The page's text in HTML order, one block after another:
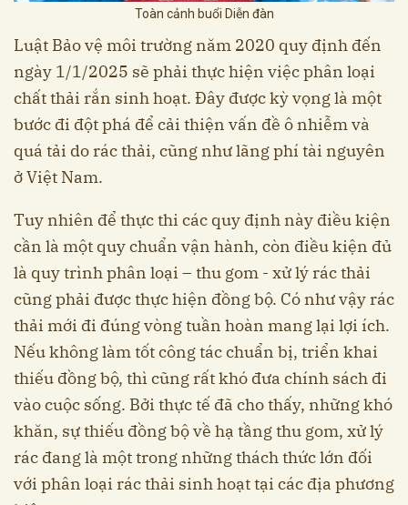
Toàn cảnh buổi Diễn đàn
Luật Bảo vệ môi trường năm 2020 quy định đến
ngày 1/1/2025 sẽ phải thực hiện việc phân loại
chất thải rắn sinh hoạt. Đây được kỳ vọng là một
bước đi đột phá để cải thiện vấn đề ô nhiễm và
quá tải do rác thải, cũng như lãng phí tài nguyên
ở Việt Nam.
Tuy nhiên để thực thi các quy định này điều kiện
cần là một quy chuẩn vận hành, còn điều kiện đủ
là quy trình phân loại – thu gom - xử lý rác thải
cũng phải được thực hiện đồng bộ. Có như vậy rác
thải mới đi đúng vòng tuần hoàn mang lại lợi ích.
Nếu không làm tốt công tác chuẩn bị, triển khai
thiếu đồng bộ, thì cũng rất khó đưa chính sách đi
vào cuộc sống. Bởi thực tế đã cho thấy, những khó
khăn, sự thiếu đồng bộ về hạ tầng thu gom, xử lý
rác đang là một trong những thách thức lớn đối
với phân loại rác thải sinh hoạt tại các địa phương